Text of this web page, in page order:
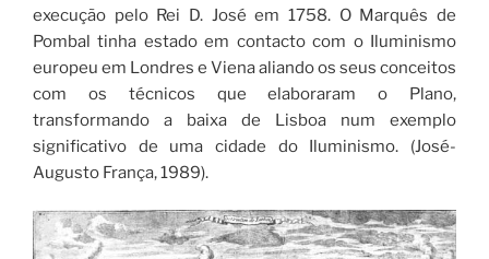
execução pelo Rei D. José em 1758. O Marquês de
Pombal tinha estado em contacto com o Iluminismo
europeu em Londres e Viena aliando os seus conceitos
com os técnicos que elaboraram o Plano,
transformando a baixa de Lisboa num exemplo
significativo de uma cidade do Iluminismo. (José-
Augusto França, 1989).